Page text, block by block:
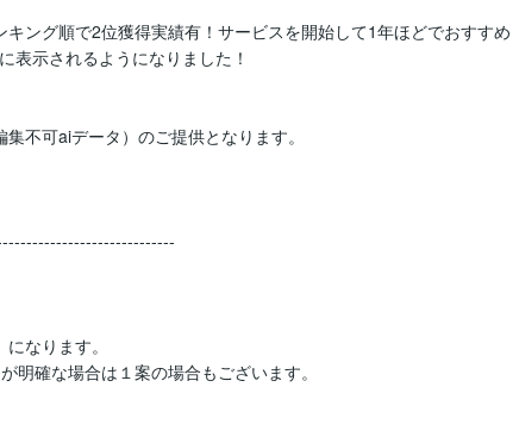
ング順で2位獲得実績有！サービスを開始して1年ほどでおすすめ
表示されるようになりました！
不可aiデータ）のご提供となります。
なります。
確な場合は１案の場合もございます。